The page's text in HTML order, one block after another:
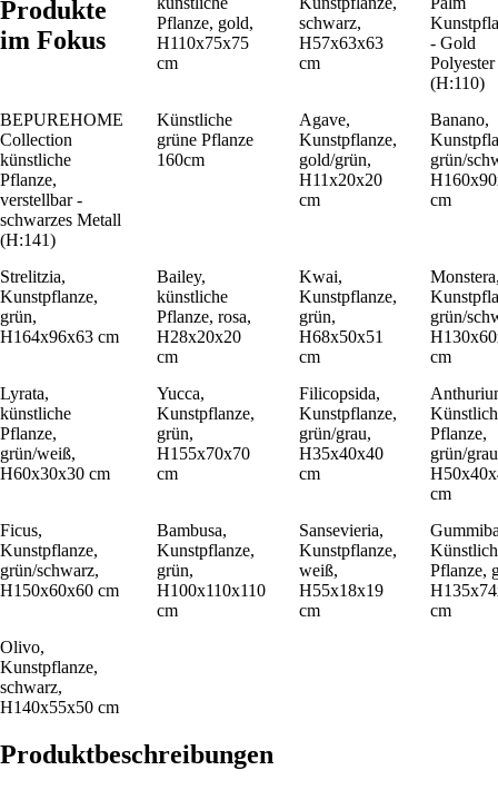
Produkte
im Fokus
Pflanze, gold,
H110x75x75
cm
schwarz,
H57x63x63
cm
- Gold
Polyester
(H:110)
BEPUREHOME
Collection
künstliche
Pflanze,
verstellbar -
schwarzes Metall
(H:141)
Künstliche
grüne Pflanze
160cm
Agave,
Kunstpflanze,
gold/grün,
H11x20x20
cm
Banano,
grün/
cm
Strelitzia,
Kunstpflanze,
grün,
H164x96x63 cm
Bailey,
künstliche
Pflanze, rosa,
H28x20x20
cm
Kwai,
Kunstpflanze,
grün,
H68x50x51
cm
grün/
cm
Lyrata,
künstliche
Pflanze,
grün/weiß,
H60x30x30 cm
Yucca,
Kunstpflanze,
grün,
H155x70x70
cm
Filicopsida,
Kunstpflanze,
grün/grau,
H35x40x40
cm
Pflanze,
grün/
cm
Ficus,
Kunstpflanze,
grün/schwarz,
H150x60x60 cm
Bambusa,
Kunstpflanze,
grün,
H100x110x110
cm
Sansevieria,
Kunstpflanze,
weiß,
H55x18x19
cm
Pflanze,
cm
Olivo,
Kunstpflanze,
schwarz,
H140x55x50 cm
Produktbeschreibungen